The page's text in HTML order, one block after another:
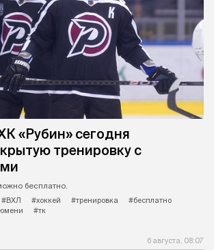
«Рубин» сегодня
тренировку с
бесплатно.
#ВХЛ #хоккей #тренировка
#бесплатно
#тк
6 августа, 08:07